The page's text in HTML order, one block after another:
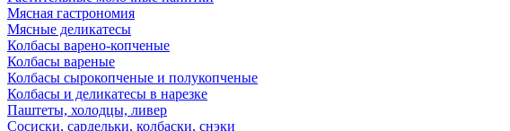
Мясная гастрономия
Мясные деликатесы
Колбасы варено-копченые
Колбасы вареные
Колбасы сырокопченые и полукопченые
Колбасы и деликатесы в нарезке
Паштеты, холодцы, ливер
Сосиски, сардельки, колбаски, снэки